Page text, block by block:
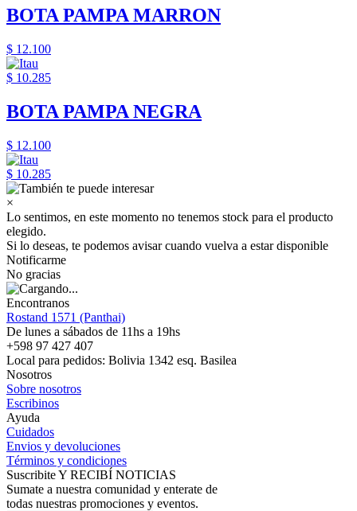
BOTA PAMPA MARRON
$ 12.100
$ 10.285
BOTA PAMPA NEGRA
$ 12.100
$ 10.285
×
Lo sentimos, en este momento no tenemos stock para el producto
elegido.
Si lo deseas, te podemos avisar cuando vuelva a estar disponible
Notificarme
No gracias
Encontranos
Rostand 1571 (Panthai)
De lunes a sábados de 11hs a 19hs
+598 97 427 407
Local para pedidos: Bolivia 1342 esq. Basilea
Nosotros
Sobre nosotros
Escribinos
Ayuda
Cuidados
Envios y devoluciones
Términos y condiciones
Suscribite Y RECIBÍ NOTICIAS
Sumate a nuestra comunidad y enterate de
todas nuestras promociones y eventos.